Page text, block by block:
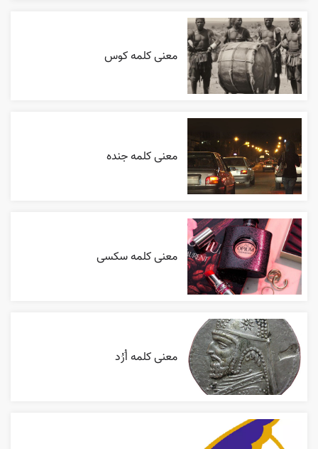
معنی کلمه کوس
معنی کلمه جنده
معنی کلمه سکسی
معنی کلمه اُرُد